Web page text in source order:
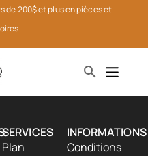
de 200$ et plus en pièces et
SERVICES
Plan
INFORMATIONS
Conditions